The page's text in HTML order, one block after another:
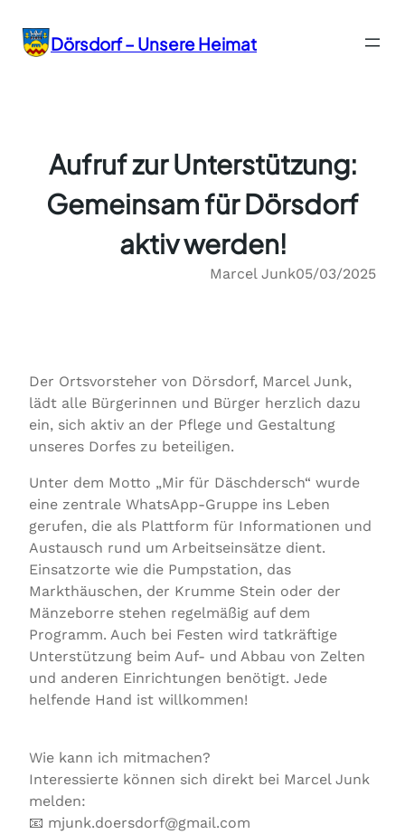
Inhalt
springen
Dörsdorf – Unsere Heimat
Aufruf zur Unterstützung:
Gemeinsam für Dörsdorf
aktiv werden!
Marcel Junk05/03/2025
Der Ortsvorsteher von Dörsdorf, Marcel Junk,
lädt alle Bürgerinnen und Bürger herzlich dazu
ein, sich aktiv an der Pflege und Gestaltung
unseres Dorfes zu beteiligen.
Unter dem Motto „Mir für Däschdersch“ wurde
eine zentrale WhatsApp-Gruppe ins Leben
gerufen, die als Plattform für Informationen und
Austausch rund um Arbeitseinsätze dient.
Einsatzorte wie die Pumpstation, das
Markthäuschen, der Krumme Stein oder der
Mänzeborre stehen regelmäßig auf dem
Programm. Auch bei Festen wird tatkräftige
Unterstützung beim Auf- und Abbau von Zelten
und anderen Einrichtungen benötigt. Jede
helfende Hand ist willkommen!
Wie kann ich mitmachen?
Interessierte können sich direkt bei Marcel Junk
melden:
📧 mjunk.doersdorf@gmail.com